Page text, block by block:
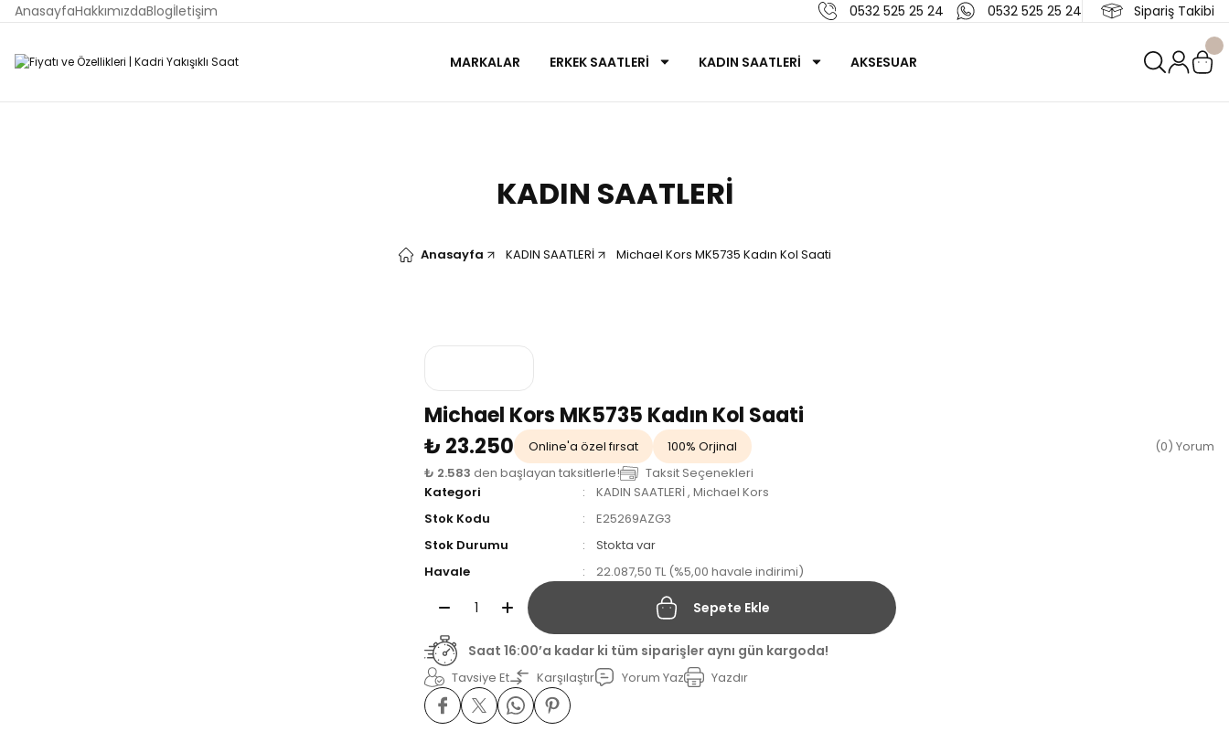
AnasayfaHakkımızdaBlogİletişim 0532 525 25 24 0532 525 25 24 Sipariş Takibi
MARKALAR ERKEK SAATLERİ KADIN SAATLERİ AKSESUAR
KADIN SAATLERİ
Anasayfa KADIN SAATLERİ Michael Kors MK5735 Kadın Kol Saati
Michael Kors MK5735 Kadın Kol Saati
₺ 23.250
Online'a özel fırsat 100% Orjinal
(0) Yorum
₺ 2.583 den başlayan taksitlerle!
Taksit Seçenekleri
Kategori
KADIN SAATLERİ, Michael Kors
Stok Kodu
E25269AZG3
Stok Durumu
Stokta var
Havale
22.087,50 TL (%5,00 havale indirimi)
Sepete Ekle
Saat 16:00’a kadar ki tüm siparişler aynı gün kargoda!
Tavsiye Et Karşılaştır Yorum Yaz Yazdır